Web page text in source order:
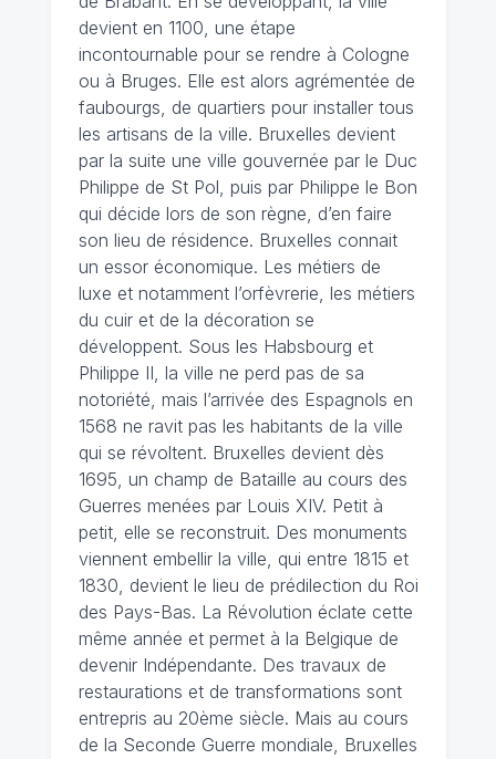
devient en 1100, une étape
incontournable pour se rendre à Cologne
ou à Bruges. Elle est alors agrémentée de
faubourgs, de quartiers pour installer tous
les artisans de la ville. Bruxelles devient
par la suite une ville gouvernée par le Duc
Philippe de St Pol, puis par Philippe le Bon
qui décide lors de son règne, d’en faire
son lieu de résidence. Bruxelles connait
un essor économique. Les métiers de
luxe et notamment l’orfèvrerie, les métiers
du cuir et de la décoration se
développent. Sous les Habsbourg et
Philippe II, la ville ne perd pas de sa
notoriété, mais l’arrivée des Espagnols en
1568 ne ravit pas les habitants de la ville
qui se révoltent. Bruxelles devient dès
1695, un champ de Bataille au cours des
Guerres menées par Louis XIV. Petit à
petit, elle se reconstruit. Des monuments
viennent embellir la ville, qui entre 1815 et
1830, devient le lieu de prédilection du Roi
des Pays-Bas. La Révolution éclate cette
même année et permet à la Belgique de
devenir Indépendante. Des travaux de
restaurations et de transformations sont
entrepris au 20ème siècle. Mais au cours
de la Seconde Guerre mondiale, Bruxelles